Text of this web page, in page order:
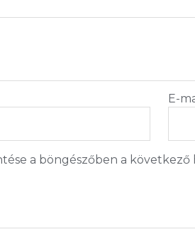
E-
a böngészőben a következő